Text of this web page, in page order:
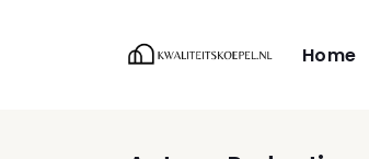
Home